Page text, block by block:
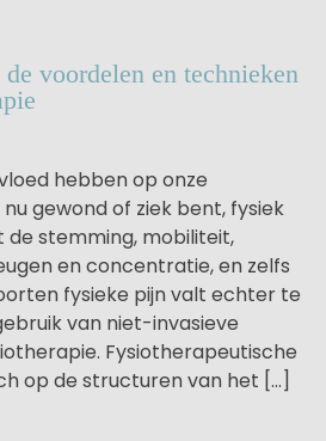
voordelen en technieken
hebben op onze
gewond of ziek bent, fysiek
stemming, mobiliteit,
en concentratie, en zelfs
fysieke pijn valt echter te
van niet-invasieve
Fysiotherapeutische
op de structuren van het […]